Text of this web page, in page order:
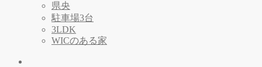
県央
駐車場3台
3LDK
WICのある家